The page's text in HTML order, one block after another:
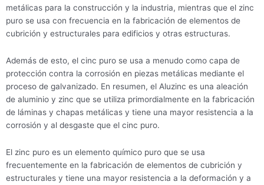
metálicas para la construcción y la industria, mientras que el zinc
puro se usa con frecuencia en la fabricación de elementos de
cubrición y estructurales para edificios y otras estructuras.
Además de esto, el cinc puro se usa a menudo como capa de
protección contra la corrosión en piezas metálicas mediante el
proceso de galvanizado. En resumen, el Aluzinc es una aleación
de aluminio y zinc que se utiliza primordialmente en la fabricación
de láminas y chapas metálicas y tiene una mayor resistencia a la
corrosión y al desgaste que el cinc puro.
El zinc puro es un elemento químico puro que se usa
frecuentemente en la fabricación de elementos de cubrición y
estructurales y tiene una mayor resistencia a la deformación y a